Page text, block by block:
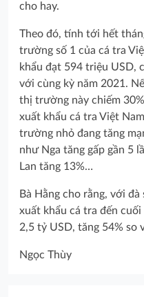
cho hay.
Theo đó, tính tới hết
trường số 1 của cá tra
khẩu đạt 594 triệu USD,
với cùng kỳ năm 2021.
thị trường này chiếm
xuất khẩu cá tra Việt
trường nhỏ đang tăng
như Nga tăng gấp gần 5
Lan tăng 13%…
Bà Hằng cho rằng, với
xuất khẩu cá tra đến
2,5 tỷ USD, tăng 54% so
Ngọc Thùy